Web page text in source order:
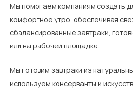
Мы помогаем компаниям создать
комфортное утро, обеспечивая
сбалансированные завтраки,
или на рабочей площадке.
Мы готовим завтраки из
используем консерванты и